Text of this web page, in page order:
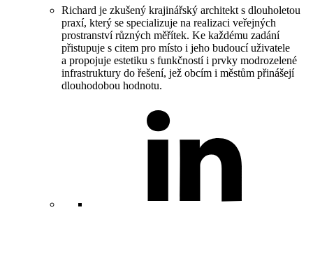
Richard je zkušený krajinářský architekt s dlouholetou
praxí, který se specializuje na realizaci veřejných
prostranství různých měřítek. Ke každému zadání
přistupuje s citem pro místo i jeho budoucí uživatele
a propojuje estetiku s funkčností i prvky modrozelené
infrastruktury do řešení, jež obcím i městům přinášejí
dlouhodobou hodnotu.